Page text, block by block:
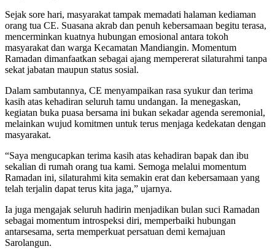
Sejak sore hari, masyarakat tampak memadati halaman kediaman
orang tua CE. Suasana akrab dan penuh kebersamaan begitu terasa,
mencerminkan kuatnya hubungan emosional antara tokoh
masyarakat dan warga Kecamatan Mandiangin. Momentum
Ramadan dimanfaatkan sebagai ajang mempererat silaturahmi tanpa
sekat jabatan maupun status sosial.
Dalam sambutannya, CE menyampaikan rasa syukur dan terima
kasih atas kehadiran seluruh tamu undangan. Ia menegaskan,
kegiatan buka puasa bersama ini bukan sekadar agenda seremonial,
melainkan wujud komitmen untuk terus menjaga kedekatan dengan
masyarakat.
“Saya mengucapkan terima kasih atas kehadiran bapak dan ibu
sekalian di rumah orang tua kami. Semoga melalui momentum
Ramadan ini, silaturahmi kita semakin erat dan kebersamaan yang
telah terjalin dapat terus kita jaga,” ujarnya.
Ia juga mengajak seluruh hadirin menjadikan bulan suci Ramadan
sebagai momentum introspeksi diri, memperbaiki hubungan
antarsesama, serta memperkuat persatuan demi kemajuan
Sarolangun.